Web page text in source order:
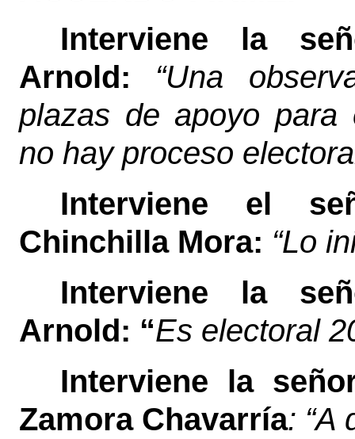
Interviene la
Arnold: “Una
plazas de apoyo para
no hay proceso
Interviene el
Chinchilla Mora: “Lo
Interviene la
Arnold: “Es electoral
Interviene la
Zamora Chavarría: “A